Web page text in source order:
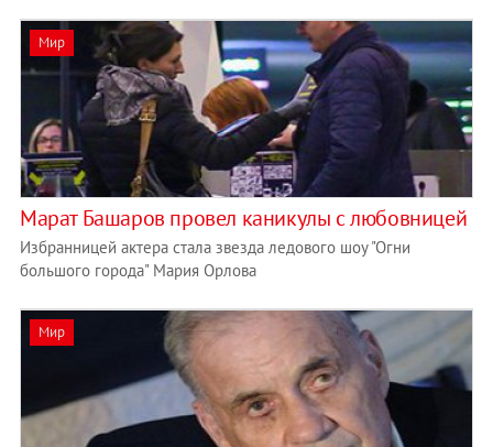
Мир
Марат Башаров провел каникулы с любовницей
Избранницей актера стала звезда ледового шоу "Огни
большого города" Мария Орлова
Мир